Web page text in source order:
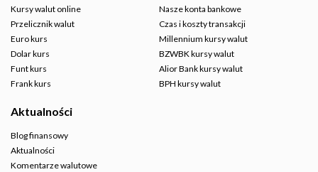
Kursy walut online
Przelicznik walut
Euro kurs
Dolar kurs
Funt kurs
Frank kurs
Nasze konta bankowe
Czas i koszty transakcji
Millennium kursy walut
BZWBK kursy walut
Alior Bank kursy walut
BPH kursy walut
Aktualności
Blog finansowy
Aktualności
Komentarze walutowe